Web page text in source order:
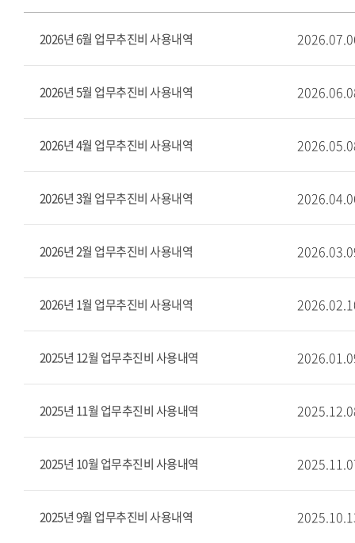
2026년 6월 업무추진비 사용내역
2026년 5월 업무추진비 사용내역
2026년 4월 업무추진비 사용내역
2026년 3월 업무추진비 사용내역
2026년 2월 업무추진비 사용내역
2026년 1월 업무추진비 사용내역
2025년 12월 업무추진비 사용내역
2025년 11월 업무추진비 사용내역
2025년 10월 업무추진비 사용내역
2025년 9월 업무추진비 사용내역